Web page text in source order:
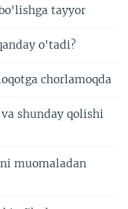
tayyor
o'tadi?
chorlamoqda
shunday qolishi
muomaladan